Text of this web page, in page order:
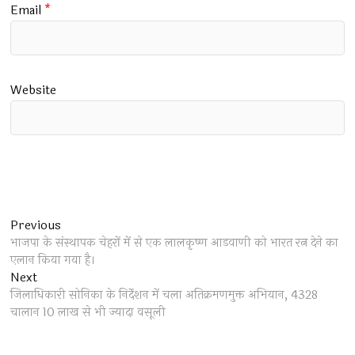
Email *
Website
Post
navigation
Previous
post:
भाजपा के संस्थापक चेहरों में से एक लालकृष्ण आडवाणी को भारत रत्न देने का
एलान किया गया है।
NextNext
post:
जिलाधिकारी सोनिका के निर्देशन में चला अतिक्रमणमुक्त अभियान, 4328
चालान 10 लाख से भी ज्यादा वसूली